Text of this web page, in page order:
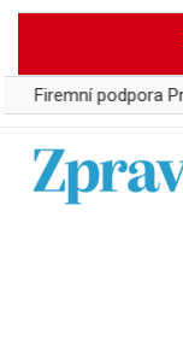
Skip
content
podpora Prague